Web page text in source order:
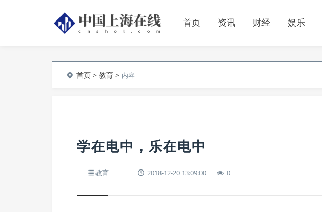
首页 资讯 财经 娱乐
首页 >教育 > 内容
学在电中，乐在电中
教育 2018-12-20 13:09:00 0